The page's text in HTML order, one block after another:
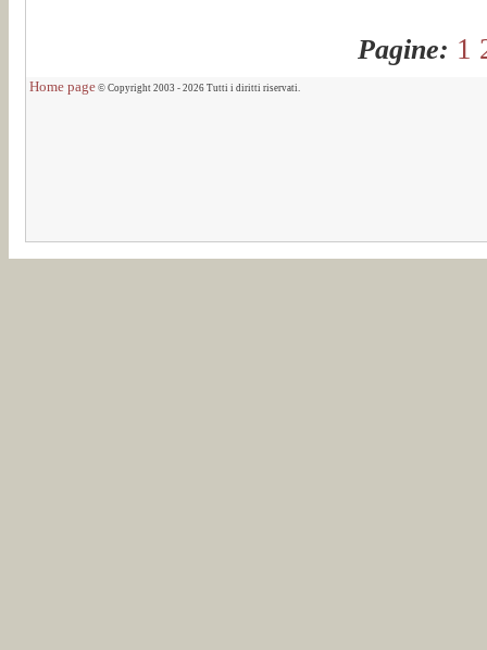
Pagine: 1
Home page © Copyright 2003 - 2026 Tutti i diritti riservati.